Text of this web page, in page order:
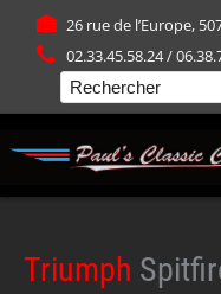
26 rue de l’Europe,
02.33.45.58.24 /
Rechercher
Triumph
Panneau de gestion des